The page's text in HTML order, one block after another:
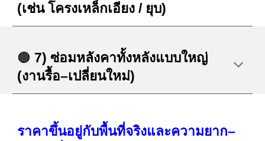
(เช่น โครงเหล็กเอียง / ยุบ)
🟤 7) ซ่อมหลังคาทั้งหลังแบบใหญ่
(งานรื้อ–เปลี่ยนใหม่)
ราคาขึ้นอยู่กับพื้นที่จริงและความยาก–